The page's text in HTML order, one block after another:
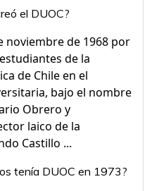
el DUOC?
noviembre de 1968 por
de la
de Chile en el
bajo el nombre
Obrero y
laico de la
Castillo ...
tenía DUOC en 1973?